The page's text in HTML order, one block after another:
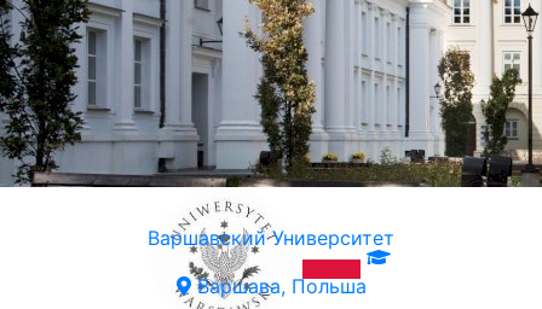
Варшавский Университет
Варшава, Польша